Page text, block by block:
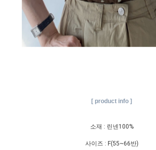
[ product info ]
소재 : 린넨100%
사이즈 : F(55~66반)